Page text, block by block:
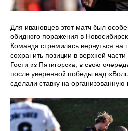
Для ивановцев этот матч был
обидного поражения в
Команда стремилась вернуться на
сохранить позиции в верхней
Гости из Пятигорска, в свою
после уверенной победы над
сделали ставку на организованную